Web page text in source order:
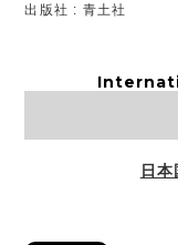
出版社 : 青土社
日